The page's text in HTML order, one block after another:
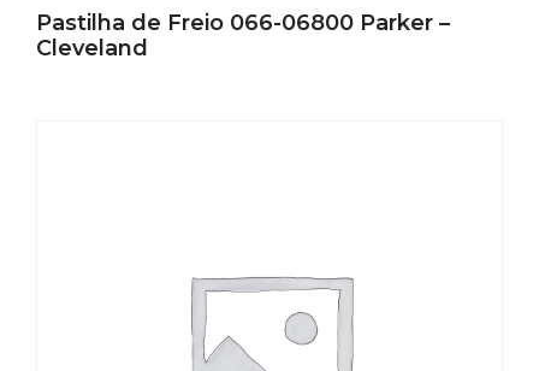
Pastilha de Freio 066-06800 Parker –
Cleveland